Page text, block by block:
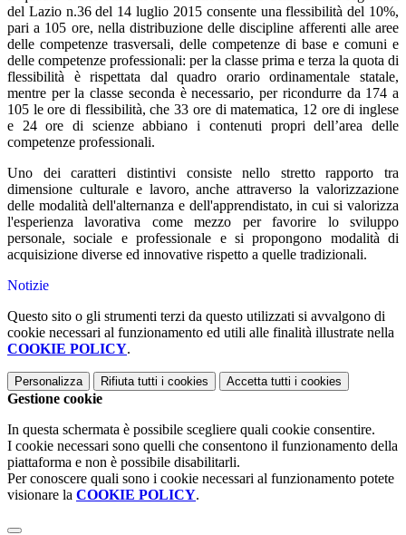
del Lazio n.36 del 14 luglio 2015 consente una flessibilità del 10%,
pari a 105 ore, nella distribuzione delle discipline afferenti alle aree
delle competenze trasversali, delle competenze di base e comuni e
delle competenze professionali: per la classe prima e terza la quota di
flessibilità è rispettata dal quadro orario ordinamentale statale,
mentre per la classe seconda è necessario, per ricondurre da 174 a
105 le ore di flessibilità, che 33 ore di matematica, 12 ore di inglese
e 24 ore di scienze abbiano i contenuti propri dell’area delle
competenze professionali.
Uno dei caratteri distintivi consiste nello stretto rapporto tra
dimensione culturale e lavoro, anche attraverso la valorizzazione
delle modalità dell'alternanza e dell'apprendistato, in cui si valorizza
l'esperienza lavorativa come mezzo per favorire lo sviluppo
personale, sociale e professionale e si propongono modalità di
acquisizione diverse ed innovative rispetto a quelle tradizionali.
Notizie
Questo sito o gli strumenti terzi da questo utilizzati si avvalgono di
cookie necessari al funzionamento ed utili alle finalità illustrate nella
COOKIE POLICY.
Personalizza Rifiuta tutti i cookies Accetta tutti i cookies
Gestione cookie
In questa schermata è possibile scegliere quali cookie consentire.
I cookie necessari sono quelli che consentono il funzionamento della
piattaforma e non è possibile disabilitarli.
Per conoscere quali sono i cookie necessari al funzionamento potete
visionare la COOKIE POLICY.